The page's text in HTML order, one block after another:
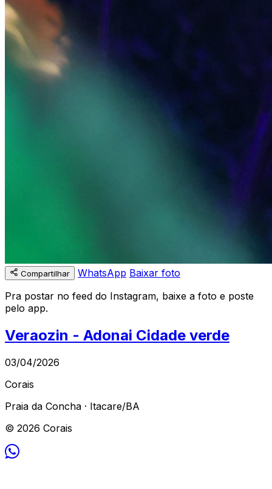
Compartilhar WhatsApp Baixar foto
Pra postar no feed do Instagram, baixe a foto e poste
pelo app.
Veraozin - Adonai Cidade verde
03/04/2026
Corais
Praia da Concha · Itacare/BA
© 2026 Corais